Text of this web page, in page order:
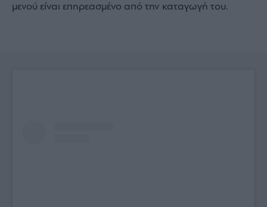
μενού είναι επηρεασμένο από την καταγωγή του.